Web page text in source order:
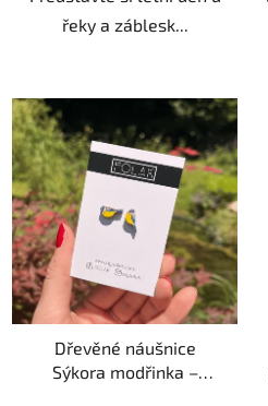
řeky a záblesk...
Dřevěné náušnice
Sýkora modřinka –